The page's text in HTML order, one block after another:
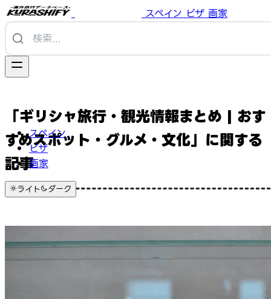
スペイン ビザ 画家
スペイン
ビザ
画家
ライト ダーク
「ギリシャ旅行・観光情報まとめ | おす
すめスポット・グルメ・文化」に関する
記事